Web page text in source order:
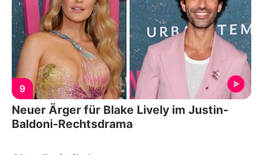
9
Neuer Ärger für Blake Lively im Justin-
Baldoni-Rechtsdrama